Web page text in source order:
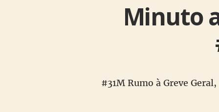
Minuto
#31M Rumo à Greve